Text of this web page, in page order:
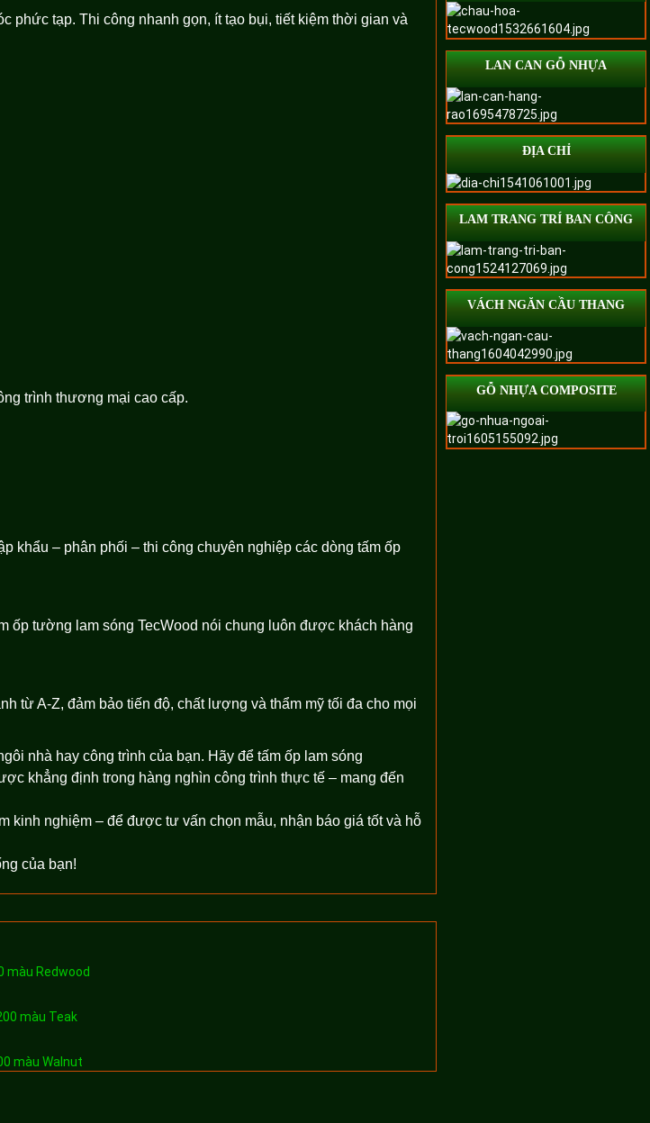
phức tạp. Thi công nhanh gọn, ít tạo bụi, tiết kiệm thời gian và
trình thương mại cao cấp.
khẩu – phân phối – thi công chuyên nghiệp các dòng tấm ốp
ốp tường lam sóng TecWood nói chung luôn được khách hàng
từ A-Z, đảm bảo tiến độ, chất lượng và thẩm mỹ tối đa cho mọi
nhà hay công trình của bạn. Hãy để tấm ốp lam sóng
khẳng định trong hàng nghìn công trình thực tế – mang đến
kinh nghiệm – để được tư vấn chọn mẫu, nhận báo giá tốt và hỗ
của bạn!
màu Redwood
màu Teak
màu Walnut
LAN CAN GỖ NHỰA
ĐỊA CHỈ
LAM TRANG TRÍ BAN CÔNG
VÁCH NGĂN CẦU THANG
GỖ NHỰA COMPOSITE